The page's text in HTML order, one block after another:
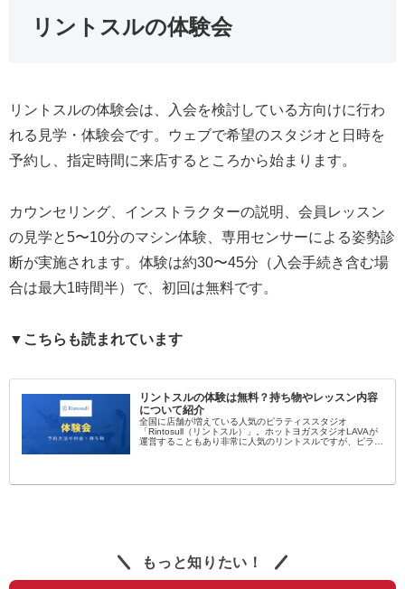
リントスルの体験会
リントスルの体験会は、入会を検討している方向けに行わ
れる見学・体験会です。ウェブで希望のスタジオと日時を
予約し、指定時間に来店するところから始まります。
カウンセリング、インストラクターの説明、会員レッスン
の見学と5〜10分のマシン体験、専用センサーによる姿勢診
断が実施されます。体験は約30〜45分（入会手続き含む場
合は最大1時間半）で、初回は無料です。
▼こちらも読まれています
リントスルの体験は無料？持ち物やレッスン内容
について紹介
全国に店舗が増えている人気のピラティススタジオ
「Rintosull（リントスル）」。ホットヨガスタジオLAVAが
運営することもあり非常に人気のリントスルですが、ピラテ
もっと知りたい！